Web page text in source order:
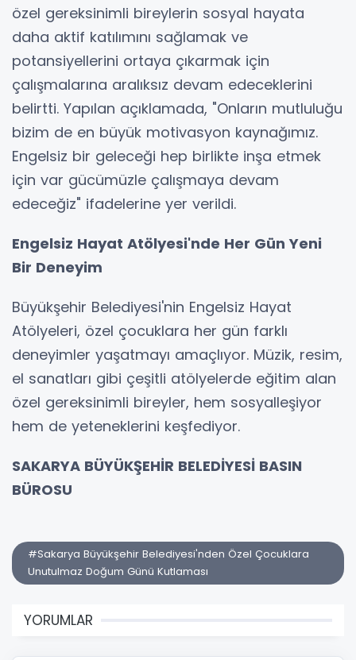
özel gereksinimli bireylerin sosyal hayata
daha aktif katılımını sağlamak ve
potansiyellerini ortaya çıkarmak için
çalışmalarına aralıksız devam edeceklerini
belirtti. Yapılan açıklamada, "Onların mutluluğu
bizim de en büyük motivasyon kaynağımız.
Engelsiz bir geleceği hep birlikte inşa etmek
için var gücümüzle çalışmaya devam
edeceğiz" ifadelerine yer verildi.
Engelsiz Hayat Atölyesi'nde Her Gün Yeni
Bir Deneyim
Büyükşehir Belediyesi'nin Engelsiz Hayat
Atölyeleri, özel çocuklara her gün farklı
deneyimler yaşatmayı amaçlıyor. Müzik, resim,
el sanatları gibi çeşitli atölyelerde eğitim alan
özel gereksinimli bireyler, hem sosyalleşiyor
hem de yeteneklerini keşfediyor.
SAKARYA BÜYÜKŞEHİR BELEDİYESİ BASIN
BÜROSU
#Sakarya Büyükşehir Belediyesi'nden Özel Çocuklara
Unutulmaz Doğum Günü Kutlaması
YORUMLAR